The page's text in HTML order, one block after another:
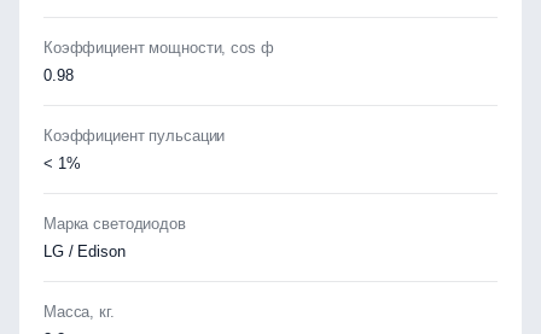
Коэффициент мощности, cos ф
0.98
Коэффициент пульсации
< 1%
Марка светодиодов
LG / Edison
Масса, кг.